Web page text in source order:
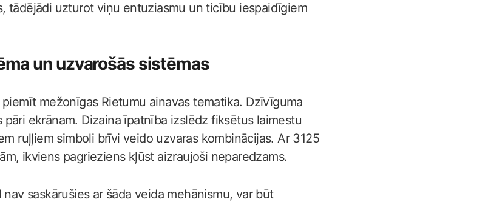
tādējādi uzturot viņu entuziasmu un ticību iespaidīgiem
un uzvarošās sistēmas
mežonīgas Rietumu ainavas tematika. Dzīvīguma
ekrānam. Dizaina īpatnība izslēdz fiksētus laimestu
ruļļiem simboli brīvi veido uzvaras kombinācijas. Ar 3125
ikviens pagrieziens kļūst aizraujoši neparedzams.
saskārušies ar šāda veida mehānismu, var būt